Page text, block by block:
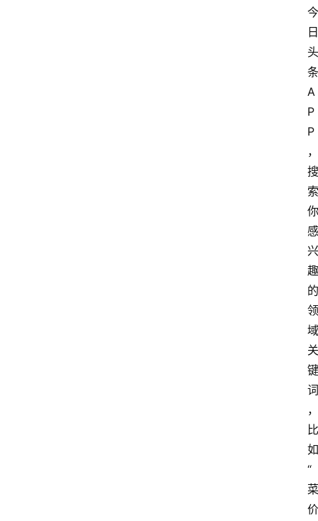
今
日
头
条
A
P
P
，
搜
索
你
感
兴
趣
的
领
域
关
键
词
，
比
如
“
菜
价